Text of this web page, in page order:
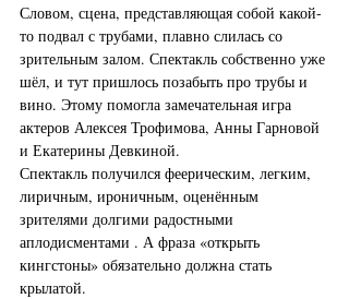
Словом, сцена, представляющая собой какой-
то подвал с трубами, плавно слилась со
зрительным залом. Спектакль собственно уже
шёл, и тут пришлось позабыть про трубы и
вино. Этому помогла замечательная игра
актеров Алексея Трофимова, Анны Гарновой
и Екатерины Девкиной.
Спектакль получился феерическим, легким,
лиричным, ироничным, оценённым
зрителями долгими радостными
аплодисментами . А фраза «открыть
кингстоны» обязательно должна стать
крылатой.